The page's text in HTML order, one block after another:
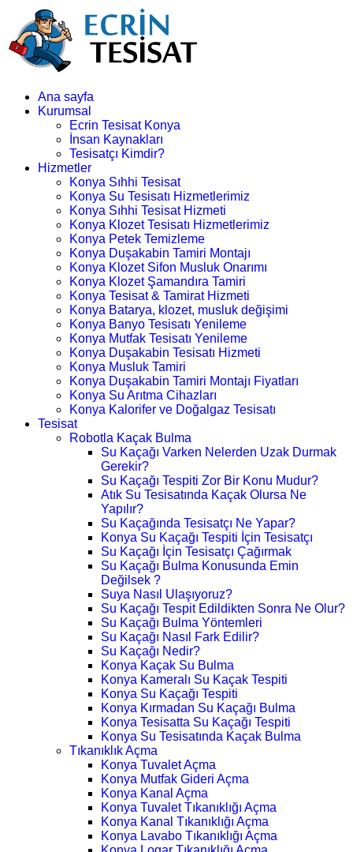
Ana sayfa
Kurumsal
Ecrin Tesisat Konya
İnsan Kaynakları
Tesisatçı Kimdir?
Hizmetler
Konya Sıhhi Tesisat
Konya Su Tesisatı Hizmetlerimiz
Konya Sıhhi Tesisat Hizmeti
Konya Klozet Tesisatı Hizmetlerimiz
Konya Petek Temizleme
Konya Duşakabin Tamiri Montajı
Konya Klozet Sifon Musluk Onarımı
Konya Klozet Şamandıra Tamiri
Konya Tesisat & Tamirat Hizmeti
Konya Batarya, klozet, musluk değişimi
Konya Banyo Tesisatı Yenileme
Konya Mutfak Tesisatı Yenileme
Konya Duşakabin Tesisatı Hizmeti
Konya Musluk Tamiri
Konya Duşakabin Tamiri Montajı Fiyatları
Konya Su Arıtma Cihazları
Konya Kalorifer ve Doğalgaz Tesisatı
Tesisat
Robotla Kaçak Bulma
Su Kaçağı Varken Nelerden Uzak Durmak
Gerekir?
Su Kaçağı Tespiti Zor Bir Konu Mudur?
Atık Su Tesisatında Kaçak Olursa Ne
Yapılır?
Su Kaçağında Tesisatçı Ne Yapar?
Konya Su Kaçağı Tespiti İçin Tesisatçı
Su Kaçağı İçin Tesisatçı Çağırmak
Su Kaçağı Bulma Konusunda Emin
Değilsek ?
Suya Nasıl Ulaşıyoruz?
Su Kaçağı Tespit Edildikten Sonra Ne Olur?
Su Kaçağı Bulma Yöntemleri
Su Kaçağı Nasıl Fark Edilir?
Su Kaçağı Nedir?
Konya Kaçak Su Bulma
Konya Kameralı Su Kaçak Tespiti
Konya Su Kaçağı Tespiti
Konya Kırmadan Su Kaçağı Bulma
Konya Tesisatta Su Kaçağı Tespiti
Konya Su Tesisatında Kaçak Bulma
Tıkanıklık Açma
Konya Tuvalet Açma
Konya Mutfak Gideri Açma
Konya Kanal Açma
Konya Tuvalet Tıkanıklığı Açma
Konya Kanal Tıkanıklığı Açma
Konya Lavabo Tıkanıklığı Açma